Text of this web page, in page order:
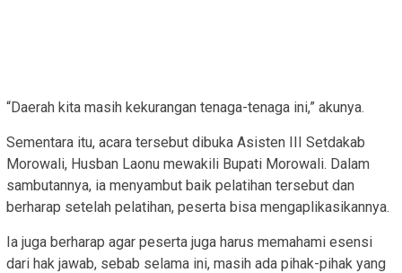
“Daerah kita masih kekurangan tenaga-tenaga ini,” akunya.
Sementara itu, acara tersebut dibuka Asisten III Setdakab
Morowali, Husban Laonu mewakili Bupati Morowali. Dalam
sambutannya, ia menyambut baik pelatihan tersebut dan
berharap setelah pelatihan, peserta bisa mengaplikasikannya.
Ia juga berharap agar peserta juga harus memahami esensi
dari hak jawab, sebab selama ini, masih ada pihak-pihak yang